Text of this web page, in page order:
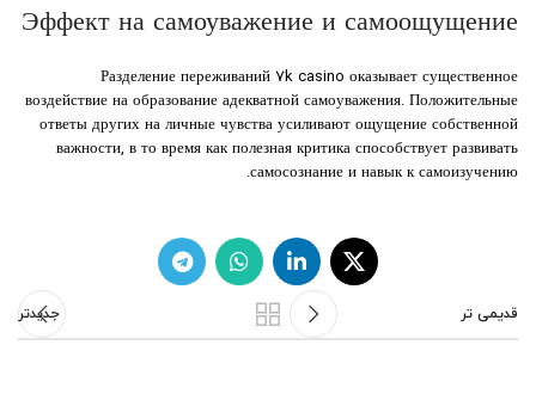
Эффект на самоуважение и самоощущение
Разделение переживаний 7k casino оказывает существенное
воздействие на образование адекватной самоуважения. Положительные
ответы других на личные чувства усиливают ощущение собственной
важности, в то время как полезная критика способствует развивать
самосознание и навык к самоизучению.
جدیدتر قدیمی تر